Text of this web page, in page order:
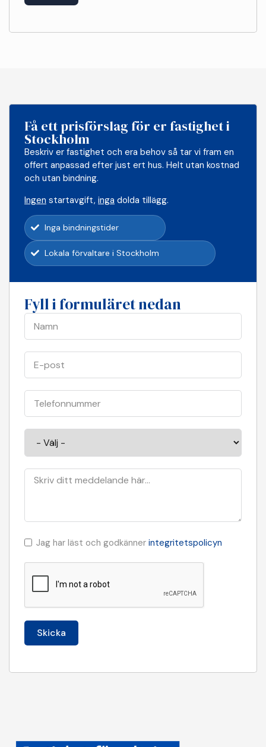
Få ett prisförslag för er fastighet i
Stockholm
Beskriv er fastighet och era behov så tar vi fram en
offert anpassad efter just ert hus. Helt utan kostnad
och utan bindning.
Ingen startavgift, inga dolda tillägg.
Inga bindningstider
Lokala förvaltare i Stockholm
Fyll i formuläret nedan
Jag har läst och godkänner integritetspolicyn
Skicka